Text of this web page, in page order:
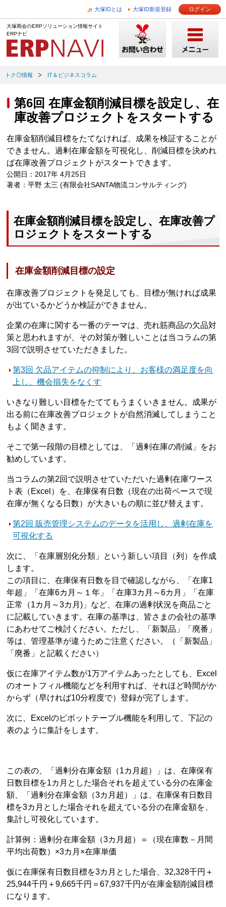
大塚IDとは 大塚ID新規登録 ログイン
大塚商会のERPソリューション情報サイト
ERPナビ
トク◎情報 IT＆ビジネスコラム
第6回 在庫金額削減目標を設定し、在
庫改善プロジェクトをスタートする
在庫金額削減目標をたてなければ、成果を検証することが
できません。過剰在庫金額を可視化し、削減目標を決めれ
ば在庫改善プロジェクトがスタートできます。
公開日：2017年 4月25日
著者：平野 太三 (有限会社SANTA物流コンサルティング)
在庫金額削減目標を設定し、在庫改善プ
ロジェクトをスタートする
在庫金額削減目標の設定
在庫改善プロジェクトを発足しても、目標が無ければ成果
が出ているかどうか検証ができません。
企業の在庫に関する一番のテーマは、売れ筋商品の欠品対
策と思われますが、その対策が難しいことは当コラムの第
3回で説明させていただきました。
第3回 欠品アイテムの抑制により、お客様の満足度を向
上し、機会損失をなくす
いきなり難しい目標をたててもうまくいきません。成果が
出る前に在庫改善プロジェクトが自然消滅してしまうこと
もよく聞きます。
そこで第一段階の目標としては、「過剰在庫の削減」をお
勧めしています。
当コラムの第2回で説明させていただいた過剰在庫ワース
ト表（Excel）を、在庫保有日数（現在の出荷ペースで現
在庫が無くなる日数）が大きいもの順に並び替えます。
第2回 販売管理システムのデータを活用し、過剰在庫を
可視化する
次に、「在庫層別化分類」という新しい項目（列）を作成
します。
この項目に、在庫保有日数を目で確認しながら、「在庫1
年超」「在庫6カ月～１年」「在庫3カ月～6カ月」「在庫
正常（1カ月～3カ月)」など、在庫の過剰状況を商品ごと
に記載していきます。在庫の基準は、皆さまの会社の基準
にあわせてご検討ください。ただし、「新製品」「廃番」
等は、管理基準が違うためご注意ください。（「新製品」
「廃番」と記載ください）
仮に在庫アイテム数が1万アイテムあったとしても、Excel
のオートフィル機能などを利用すれば、それほど時間がか
からず（早ければ10分程度で）登録が完了します。
次に、Excelのピボットテーブル機能を利用して、下記の
表のように集計をします。
この表の、「過剰分在庫金額（1カ月超）」は、在庫保有
日数目標を1カ月とした場合それを超えている分の在庫金
額、「過剰分在庫金額（3カ月超）」は、在庫保有日数目
標を3カ月とした場合それを超えている分の在庫金額を、
集計し可視化しています。
計算例：過剰分在庫金額（3カ月超）＝（現在庫数－月間
平均出荷数）×3カ月×在庫単価
仮に在庫保有日数目標を3カ月とした場合、32,328千円＋
25,944千円＋9,665千円＝67,937千円が在庫金額削減目標
になります。